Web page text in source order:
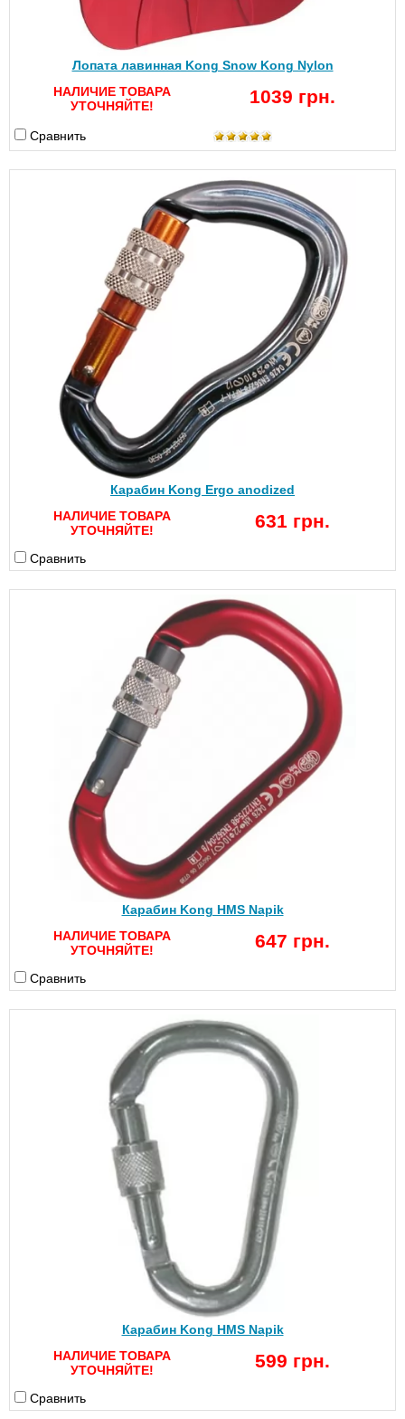
Лопата лавинная Kong Snow Kong Nylon
НАЛИЧИЕ ТОВАРА
УТОЧНЯЙТЕ!
1039 грн.
Сравнить
Карабин Kong Ergo anodized
НАЛИЧИЕ ТОВАРА
УТОЧНЯЙТЕ!
631 грн.
Сравнить
Карабин Kong HMS Napik
НАЛИЧИЕ ТОВАРА
УТОЧНЯЙТЕ!
647 грн.
Сравнить
Карабин Kong HMS Napik
НАЛИЧИЕ ТОВАРА
УТОЧНЯЙТЕ!
599 грн.
Сравнить